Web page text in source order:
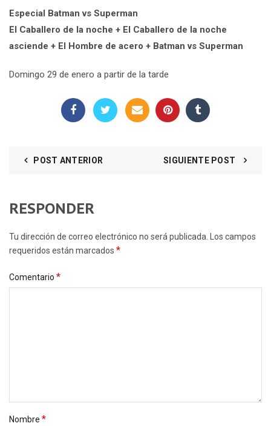
Especial Batman vs Superman
​El Caballero de la noche + El Caballero de la noche
asciende + El Hombre de acero + Batman vs Superman
Domingo 29 de enero a partir de la tarde
POST ANTERIOR SIGUIENTE POST
RESPONDER
Tu dirección de correo electrónico no será publicada. Los campos
requeridos están marcados *
Comentario *
Nombre *